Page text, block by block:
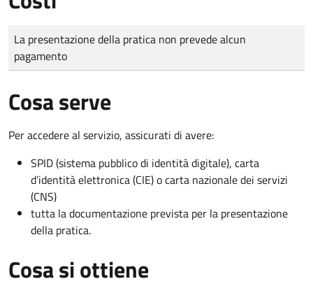
Tipo di pagamento
Importo
La presentazione della pratica non prevede alcun
pagamento
Cosa serve
Per accedere al servizio, assicurati di avere:
SPID (sistema pubblico di identità digitale), carta
d’identità elettronica (CIE) o carta nazionale dei servizi
(CNS)
tutta la documentazione prevista per la presentazione
della pratica.
Cosa si ottiene